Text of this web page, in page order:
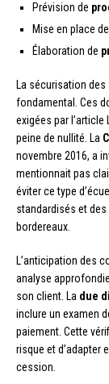
Prévision de
Mise en place de
Élaboration de
La sécurisation des
fondamental. Ces
exigées par l’article
peine de nullité. La
novembre 2016, a
mentionnait pas
éviter ce type
standardisés et
bordereaux.
L’anticipation des
analyse
son client. La due
inclure un examen
paiement. Cette
risque et d’adapter
cession.